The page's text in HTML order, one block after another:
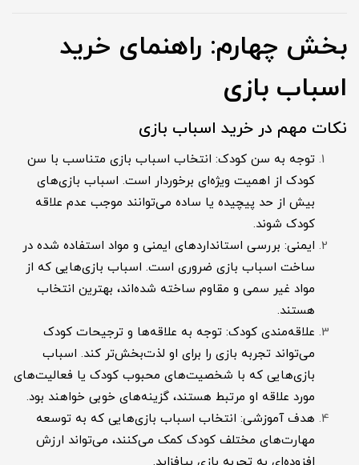
بخش چهارم: راهنمای خرید
اسباب بازی
نکات مهم در خرید اسباب بازی
توجه به سن کودک: انتخاب اسباب بازی متناسب با سن
کودک از اهمیت ویژه‌ای برخوردار است. اسباب بازی‌های
بیش از حد پیچیده یا ساده می‌توانند موجب عدم علاقه
کودک شوند.
ایمنی: بررسی استانداردهای ایمنی و مواد استفاده شده در
ساخت اسباب بازی ضروری است. اسباب بازی‌هایی که از
مواد غیر سمی و مقاوم ساخته شده‌اند، بهترین انتخاب
هستند.
علاقه‌مندی کودک: توجه به علاقه‌ها و ترجیحات کودک
می‌تواند تجربه بازی را برای او لذت‌بخش‌تر کند. اسباب
بازی‌هایی که با شخصیت‌های محبوب کودک یا فعالیت‌های
مورد علاقه او مرتبط هستند، گزینه‌های خوبی خواهند بود.
هدف آموزشی: انتخاب اسباب بازی‌هایی که به توسعه
مهارت‌های مختلف کودک کمک می‌کنند، می‌تواند ارزش